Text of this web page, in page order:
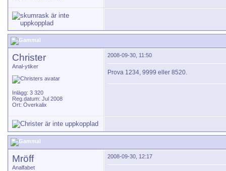
Christer
Anal-ytiker
Inlägg: 3 320
Reg.datum: Jul 2008
Ort: Överkalix
2008-09-30, 11:50
Prova 1234, 9999 eller 8520.
Mröff
Analfabet
2008-09-30, 12:17